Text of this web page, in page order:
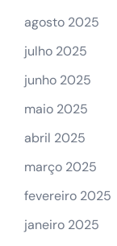
agosto 2025
julho 2025
junho 2025
maio 2025
abril 2025
março 2025
fevereiro 2025
janeiro 2025